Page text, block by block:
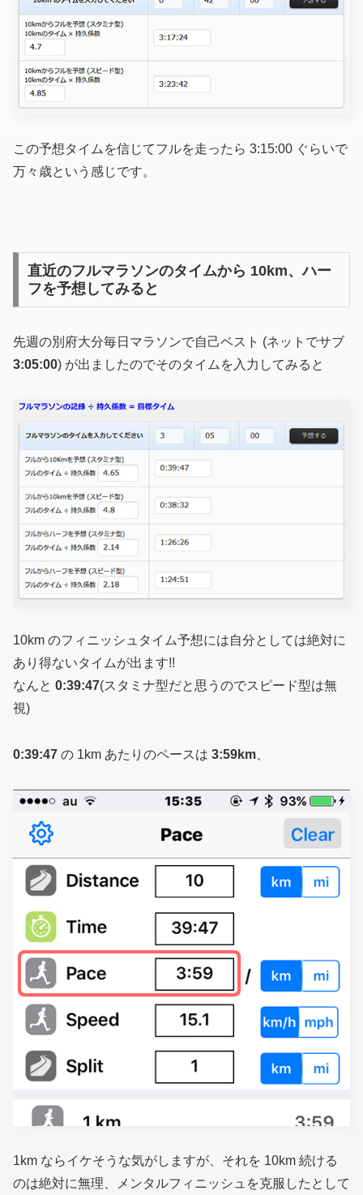
この予想タイムを信じてフルを走ったら 3:15:00 ぐらいで
万々歳という感じです。
直近のフルマラソンのタイムから 10km、ハー
フを予想してみると
先週の別府大分毎日マラソンで自己ベスト (ネットでサブ
3:05:00) が出ましたのでそのタイムを入力してみると
10km のフィニッシュタイム予想には自分としては絶対に
あり得ないタイムが出ます!!
なんと 0:39:47(スタミナ型だと思うのでスピード型は無
視)
0:39:47 の 1km あたりのペースは 3:59km
1km ならイケそうな気がしますが、それを 10km 続ける
のは絶対に無理、メンタルフィニッシュを克服したとして